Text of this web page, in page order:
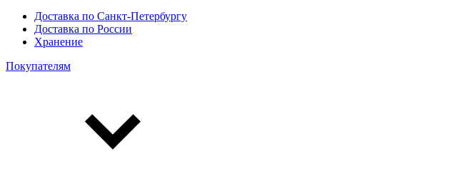
Доставка по Санкт-Петербургу
Доставка по России
Хранение
Покупателям